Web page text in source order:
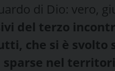
di Dio: vero,
del terzo
che si è svolto
nel